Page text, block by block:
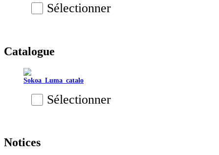
Sélectionner
Catalogue
Sokoa_Luma_catalo
Sélectionner
Notices